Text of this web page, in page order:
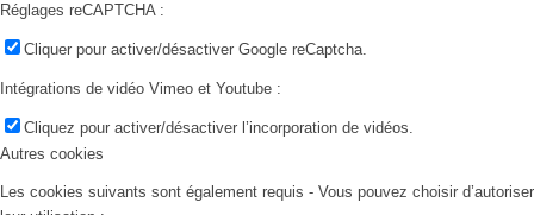
Réglages reCAPTCHA :
Cliquer pour activer/désactiver Google reCaptcha.
Intégrations de vidéo Vimeo et Youtube :
Cliquez pour activer/désactiver l’incorporation de vidéos.
Autres cookies
Les cookies suivants sont également requis - Vous pouvez choisir d’autoriser